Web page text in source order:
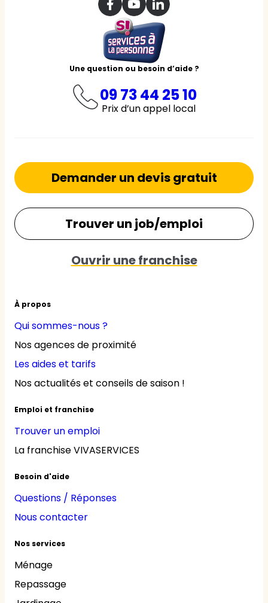
Une question ou besoin d’aide ?
09 73 44 25 10
Prix d’un appel local
À propos
Qui sommes-nous ?
Nos agences de proximité
Les aides et tarifs
Nos actualités et conseils de saison !
Emploi et franchise
Trouver un emploi
La franchise VIVASERVICES
Besoin d'aide
Questions / Réponses
Nous contacter
Nos services
Ménage
Repassage
Demander un devis gratuit
Trouver un job/emploi
Ouvrir une franchise